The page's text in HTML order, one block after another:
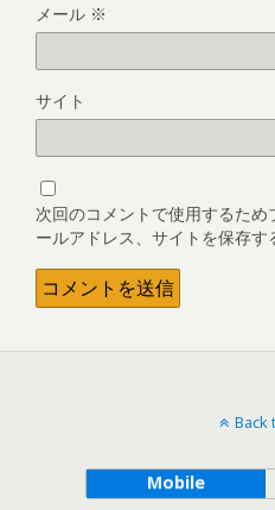
メール ※
サイト
次回のコメントで使用するた
ールアドレス、サイトを保存す
Back
Mobile